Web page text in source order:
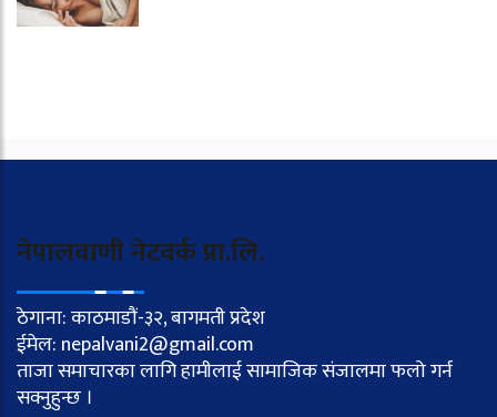
नेपालवाणी नेटवर्क प्रा.लि.
ठेगाना: काठमाडौं-३२, बागमती प्रदेश
ईमेल: nepalvani2@gmail.com
ताजा समाचारका लागि हामीलाई सामाजिक संजालमा फलो गर्न
सक्नुहुन्छ ।